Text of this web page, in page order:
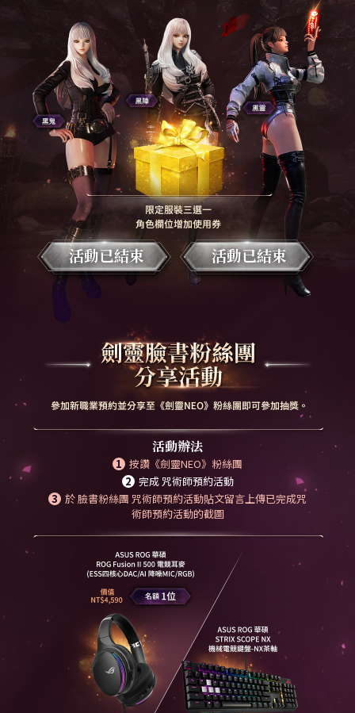
活動已結束 活動已結束
活動辦法
按讚《劍靈NEO》粉絲團
完成 咒術師預約活動
於 臉書粉絲團 咒術師預約活動貼文留言上傳已完成咒
術師預約活動的截圖